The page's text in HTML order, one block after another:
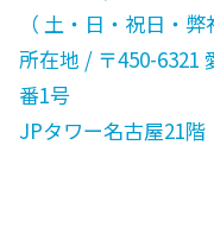
（ 土・日・祝日・弊
所在地 / 〒450-6321
番1号
JPタワー名古屋21階